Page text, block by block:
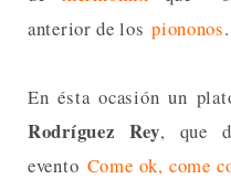
anterior de lospiononos.
En ésta ocasión un
Rodríguez Rey, que
evento Come ok, come